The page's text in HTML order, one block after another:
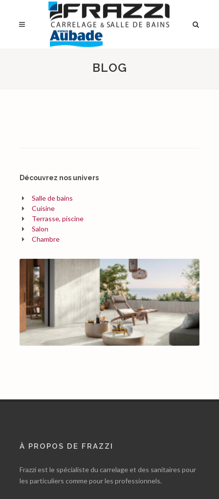
BLOG
Découvrez nos univers
Salle de bains
Cuisine
Terrasse, piscine
Salon
Chambre
À PROPOS DE FRAZZI
Frazzi est le spécialiste du carrelage et des sanitaires pour
les particuliers comme pour les professionnels.